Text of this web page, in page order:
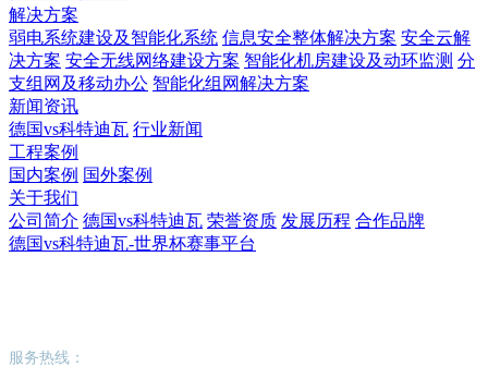
解决方案
弱电系统建设及智能化系统 信息安全整体解决方案 安全云解
决方案 安全无线网络建设方案 智能化机房建设及动环监测 分
支组网及移动办公 智能化组网解决方案
新闻资讯
德国vs科特迪瓦 行业新闻
工程案例
国内案例 国外案例
关于我们
公司简介 德国vs科特迪瓦 荣誉资质 发展历程 合作品牌
德国vs科特迪瓦-世界杯赛事平台
服务热线：